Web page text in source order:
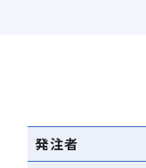
発注者